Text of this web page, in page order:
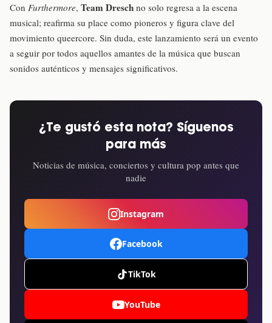
Con Furthermore, Team Dresch no solo regresa a la escena
musical; reafirma su place como pioneros y figura clave del
movimiento queercore. Sin duda, este lanzamiento será un evento
a seguir por todos aquellos amantes de la música que buscan
sonidos auténticos y mensajes significativos.
¿Te gustó esta nota? Síguenos
para más
Noticias de música, conciertos y cultura pop antes que
nadie
Instagram
Facebook
TikTok
YouTube